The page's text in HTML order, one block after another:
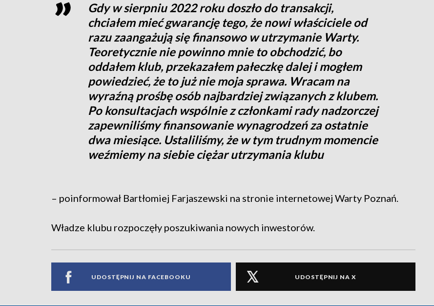
Gdy w sierpniu 2022 roku doszło do transakcji,
chciałem mieć gwarancję tego, że nowi właściciele od
razu zaangażują się finansowo w utrzymanie Warty.
Teoretycznie nie powinno mnie to obchodzić, bo
oddałem klub, przekazałem pałeczkę dalej i mogłem
powiedzieć, że to już nie moja sprawa. Wracam na
wyraźną prośbę osób najbardziej związanych z klubem.
Po konsultacjach wspólnie z członkami rady nadzorczej
zapewniliśmy finansowanie wynagrodzeń za ostatnie
dwa miesiące. Ustaliliśmy, że w tym trudnym momencie
weźmiemy na siebie ciężar utrzymania klubu
– poinformował Bartłomiej Farjaszewski na stronie internetowej Warty Poznań.
Władze klubu rozpoczęły poszukiwania nowych inwestorów.
UDOSTĘPNIJ NA FACEBOOKU UDOSTĘPNIJ NA X